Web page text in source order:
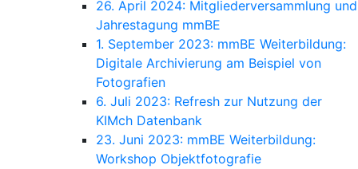
26. April 2024: Mitgliederversammlung und
Jahrestagung mmBE
1. September 2023: mmBE Weiterbildung:
Digitale Archivierung am Beispiel von
Fotografien
6. Juli 2023: Refresh zur Nutzung der
KIMch Datenbank
23. Juni 2023: mmBE Weiterbildung:
Workshop Objektfotografie